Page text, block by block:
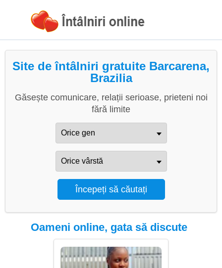
Site de întâlniri gratuite Barcarena,
Brazilia
Găsește comunicare, relații serioase, prieteni noi
fără limite
Oameni online, gata să discute